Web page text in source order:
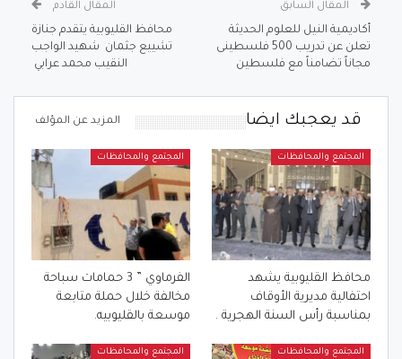
المقال السابق
أكاديمية النيل للعلوم الحديثة
تعلن عن تدريب 500 فلسطينى
مجاناً تضامناً مع فلسطين
المقال القادم
محافظ القليوبية يتقدم جنازة
تشييع جثمان شهيد الواجب
النقيب محمد عرابي
قد يعجبك ايضا المزيد عن المؤلف
المجتمع والمحافظات
محافظ القليوبية يشهد
احتفالية مديرية الأوقاف
بمناسبة رأس السنة الهجرية .
المجتمع والمحافظات
الفرماوي ” 3 حمامات سباحة
مخالفة خلال حملة متابعة
موسعة بالقليوبيه.
المجتمع والمحافظات المجتمع والمحافظات